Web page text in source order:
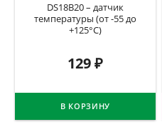
DS18B20 – датчик
температуры (от -55 до
+125°C)
129₽
В КОРЗИНУ